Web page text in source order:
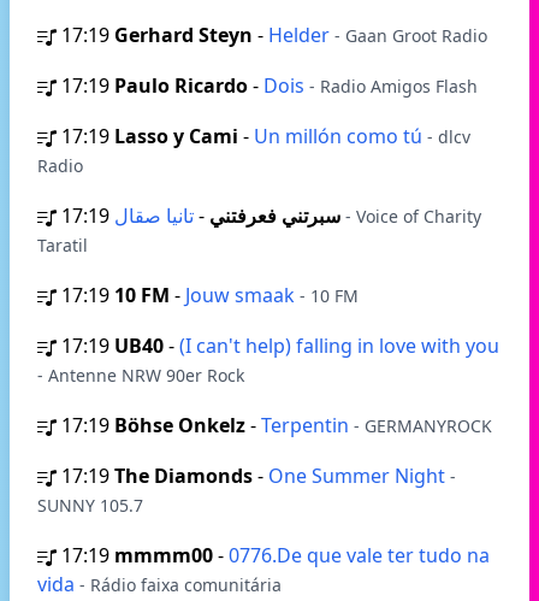
17:19 Gerhard Steyn - Helder - Gaan Groot Radio
17:19 Paulo Ricardo- Dois - Radio Amigos Flash
17:19 Lasso y Cami - Un millón como tú - dlcv
Radio
17:19 سبرتني فعرفتني -
- Voice of Charity
Taratil
17:19 10 FM - Jouw smaak - 10 FM
17:19 UB40-(I can't help) falling in love with you
- Antenne NRW 90er Rock
17:19 Böhse Onkelz-Terpentin - GERMANYROCK
17:19The Diamonds- One Summer Night -
SUNNY 105.7
17:19 mmmm00-0776.De que vale ter tudo na
vida - Rádio faixa comunitária